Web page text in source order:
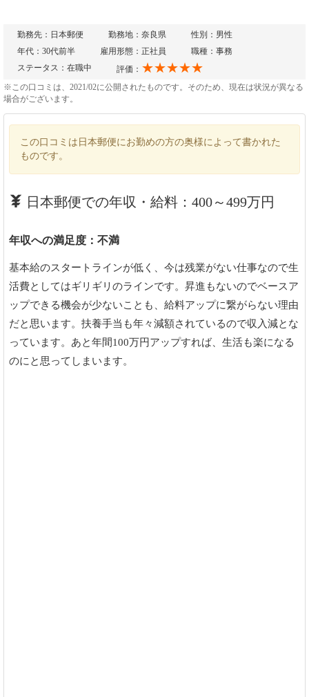
勤務先：日本郵便 勤務地：奈良県
性別：男性
年代：30代前半
雇用形態：正社員
職種：事務
ステータス：在職中
評価： ★★★★★
※この口コミは、2021/02に公開されたものです。そのため、現在は状況が異なる
場合がございます。
この口コミは日本郵便にお勤めの方の奥様によって書かれた
ものです。
日本郵便での年収・給料：400～499万円
年収への満足度：不満
基本給のスタートラインが低く、今は残業がない仕事なので生
活費としてはギリギリのラインです。昇進もないのでベースア
ップできる機会が少ないことも、給料アップに繋がらない理由
だと思います。扶養手当も年々減額されているので収入減とな
っています。あと年間100万円アップすれば、生活も楽になる
のにと思ってしまいます。